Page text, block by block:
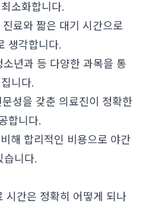
소화합니다.
진료와 짧은 대기 시간으로
생각합니다.
소년과 등 다양한 과목을 통
니다.
문성을 갖춘 의료진이 정확한
합니다.
해 합리적인 비용으로 야간
습니다.
시간은 정확히 어떻게 되나